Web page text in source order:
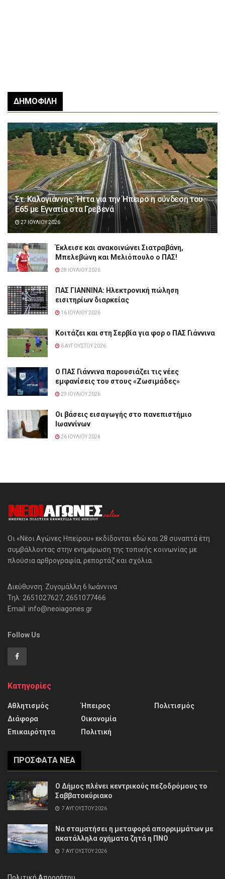
ΔΗΜΟΦΙΛΉ
Στ. Καλογιάννης: Ήττα για την Ήπειρο η σύνδεση του
Ε65 με Εγνατία στα Γρεβενά
27 ΙΟΥΛΊΟΥ 2026
Έκλεισε και ανακοινώνει Σιατραβάνη,
Μπελεβώνη και Μελιόπουλο ο ΠΑΣ!
28 ΙΟΥΛΊΟΥ 2026
ΠΑΣ ΓΙΑΝΝΙΝΑ: Hλεκτρονική πώληση
εισιτηρίων διαρκείας
16 ΙΟΥΛΊΟΥ 2026
Κοιτάζει και στη Σερβία για φορ ο ΠΑΣ Γιάννινα
6 ΑΥΓΟΎΣΤΟΥ 2026
Ο ΠΑΣ Γιάννινα παρουσιάζει τις νέες
εμφανίσεις του στους «Ζωσιμάδες»
29 ΙΟΥΛΊΟΥ 2026
Οι βάσεις εισαγωγής στο πανεπιστήμιο
Ιωαννίνων
26 ΙΟΥΛΊΟΥ 2024
Οι «Νέοι Αγώνες Ηπείρου» εκδίδονται εδώ και 28 συναπτά έτη
συμβάλλοντας στην ενημέρωση της τοπικής κοινωνίας με
πλούσια αρθρογραφία, ρεπορτάζ και σχόλια.
Διεύθυνση: Ζυγομάλλη 6 Ιωάννινα
Τηλ: 2651027627, 2651077466
Email: info@neoiagones.gr
Follow Us
Κατηγορίες
Αθλητισμός
Διάφορα
Επικαιρότητα
Ήπειρος
Οικονομία
Πολιτική
Πολιτισμός
ΠΡΌΣΦΑΤΑ ΝΈΑ
Ο Δήμος πλένει κεντρικούς πεζοδρόμους το
Σαββατοκύριακο
7 ΑΥΓΟΎΣΤΟΥ 2026
Να σταματήσει η μεταφορά απορριμμάτων με
ακατάλληλα οχήματα ζητά η ΠΝΟ
7 ΑΥΓΟΎΣΤΟΥ 2026